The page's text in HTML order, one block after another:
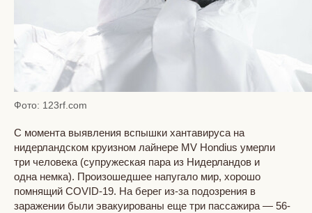
Фото: 123rf.com
С момента выявления вспышки хантавируса на
нидерландском круизном лайнере MV Hondius умерли
три человека (супружеская пара из Нидерландов и
одна немка). Произошедшее напугало мир, хорошо
помнящий COVID-19. На берег из-за подозрения в
заражении были эвакуированы еще три пассажира — 56-